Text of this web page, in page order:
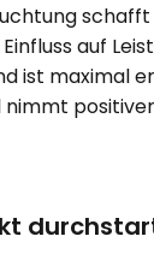
auf
ist maximal